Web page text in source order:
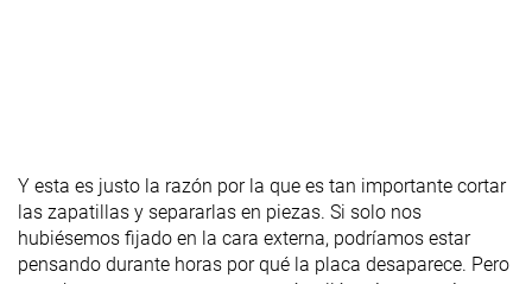
Y esta es justo la razón por la que es tan importante cortar
las zapatillas y separarlas en piezas. Si solo nos
hubiésemos fijado en la cara externa, podríamos estar
pensando durante horas por qué la placa desaparece. Pero